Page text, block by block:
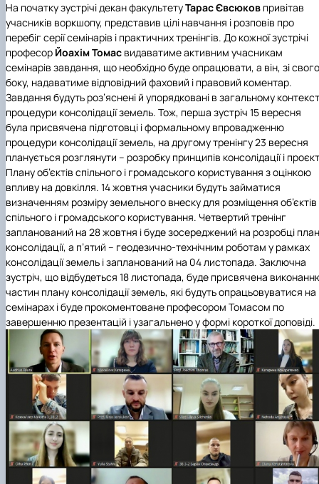
На початку зустрічі декан факультетуТарас Євсюков привітав
учасників воркшопу, представив цілі навчання і розповів про
перебіг серії семінарів і практичних тренінгів. До кожної зустрічі
професор Йоахім Томас видаватиме активним учасникам
семінарів завдання, що необхідно буде опрацювати, а він, зі свого
боку, надаватиме відповідний фаховий і правовий коментар.
Завдання будуть роз’яснені й упорядковані в загальному
процедури консолідації земель. Тож, перша зустріч 15 вересня
була присвячена підготовці і формальному впровадженню
процедури консолідації земель, на другому тренінгу 23 вересня
планується розглянути – розробку принципів консолідації і
Плану об’єктів спільного і громадського користування з оцінкою
впливу на довкілля. 14 жовтня учасники будуть займатися
визначенням розміру земельного внеску для розміщення об’єктів
спільного і громадського користування. Четвертий тренінг
запланований на 28 жовтня і буде зосереджений на розробці
консолідації, а п’ятий – геодезично-технічним роботам у рамках
консолідації земель і запланований на 04 листопада. Заключна
зустріч, що відбудеться 18 листопада, буде присвячена
частин плану консолідації земель, які будуть опрацьовуватися на
семінарах і буде прокоментоване професором Томасом по
завершенню презентацій і узагальнено у формі короткої доповіді.